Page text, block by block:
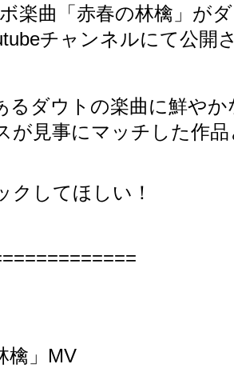
楽曲「赤春の林檎」が
チャンネルにて公開
るダウトの楽曲に鮮やか
が見事にマッチした作
クしてほしい！
檎」 MV